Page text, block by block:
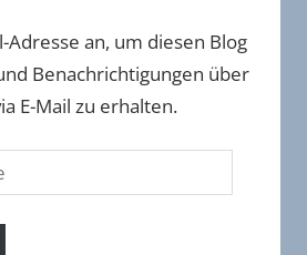
Adresse an, um diesen Blog
Benachrichtigungen über
E-Mail zu erhalten.